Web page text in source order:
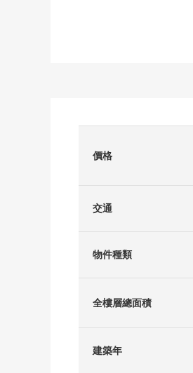
價格
交通
物件種類
全樓層總面積
建築年